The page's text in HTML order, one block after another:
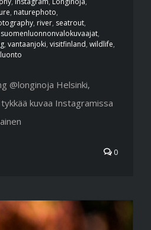
, naturephoto,
, river, seatrout,
suomenluonnonvalokuvaajat,
, vantaanjoki, visitfinland, wildlife,
@longinoja Helsinki,
tykkää kuvaa Instagramissa
0